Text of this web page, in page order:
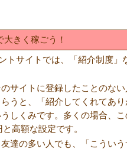
きく稼ごう！
トサイトでは、「紹介制度」
サイトに登録したことのな
うと、「紹介してくれてあ
しくみです。多くの場合、
高額な設定です。
達の多い人でも、「こうい